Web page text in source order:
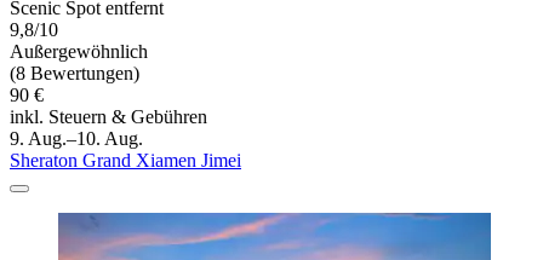
Scenic Spot entfernt
9,8/10
Außergewöhnlich
(8 Bewertungen)
90 €
inkl. Steuern & Gebühren
9. Aug.–10. Aug.
Sheraton Grand Xiamen Jimei